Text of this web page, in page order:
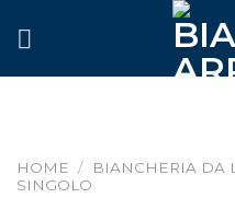
HOME / BIANCHERIA DA
SINGOLO